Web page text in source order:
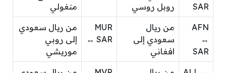
SAR
روبل روسي
منغولي
AFN
↔
SAR
من ريال
سعودي إلى
افغاني
MUR
↔ SAR
من ريال سعودي
إلى روبي
موريشي